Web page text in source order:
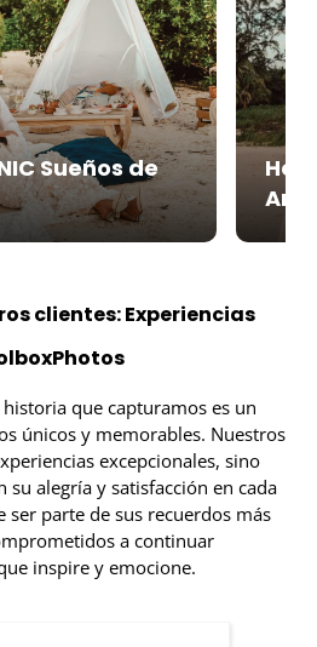
Sueños de
clientes: Experiencias
que capturamos es un
únicos y memorables. Nuestros
excepcionales, sino
alegría y satisfacción en cada
ser parte de sus recuerdos más
a continuar
inspire y emocione.